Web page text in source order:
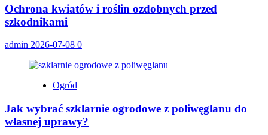
Ochrona kwiatów i roślin ozdobnych przed
szkodnikami
admin 2026-07-08 0
Ogród
Jak wybrać szklarnie ogrodowe z poliwęglanu do
własnej uprawy?